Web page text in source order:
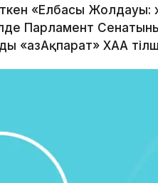
«Елбасы
Парламент
«ҚазАқпарат» ХАА